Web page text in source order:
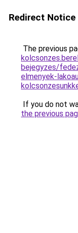
Redirect Notice
The previous
bejegyzes/
elmenyek-
If you do not
the previous